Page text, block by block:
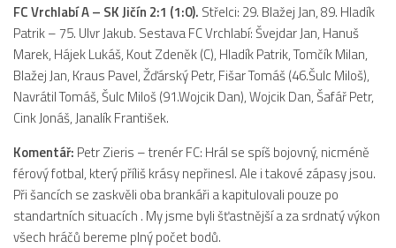
Kontakt
Vedení
Historie
Dokumenty
Aktuality
A tým
Zápasy MA 2026/27
Hráči
FC Vrchlabí A – SK Jičín 2:1 (1:0). Střelci: 29. Blažej Jan, 89. Hladík
Patrik – 75. Ulvr Jakub. Sestava FC Vrchlabí: Švejdar Jan, Hanuš
Marek, Hájek Lukáš, Kout Zdeněk (C), Hladík Patrik, Tomčík Milan,
Blažej Jan, Kraus Pavel, Žďárský Petr, Fišar Tomáš (46.Šulc Miloš),
Navrátil Tomáš, Šulc Miloš (91.Wojcik Dan), Wojcik Dan, Šafář Petr,
Cink Jonáš, Janalík František.
Komentář: Petr Zieris – trenér FC: Hrál se spíš bojovný, nicméně
férový fotbal, který příliš krásy nepřinesl. Ale i takové zápasy jsou.
Při šancích se zaskvěli oba brankáři a kapitulovali pouze po
standartních situacích . My jsme byli šťastnější a za srdnatý výkon
všech hráčů bereme plný počet bodů.